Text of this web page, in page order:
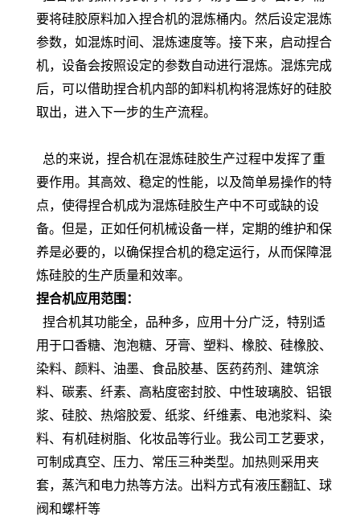
要将硅胶原料加入捏合机的混炼桶内。然后设定混炼
参数，如混炼时间、混炼速度等。接下来，启动捏合
机，设备会按照设定的参数自动进行混炼。混炼完成
后，可以借助捏合机内部的卸料机构将混炼好的硅胶
取出，进入下一步的生产流程。
总的来说，捏合机在混炼硅胶生产过程中发挥了重
要作用。其高效、稳定的性能，以及简单易操作的特
点，使得捏合机成为混炼硅胶生产中不可或缺的设
备。但是，正如任何机械设备一样，定期的维护和保
养是必要的，以确保捏合机的稳定运行，从而保障混
炼硅胶的生产质量和效率。
捏合机应用范围：
捏合机其功能全，品种多，应用十分广泛，特别适
用于口香糖、泡泡糖、牙膏、塑料、橡胶、硅橡胶、
染料、颜料、油墨、食品胶基、医药药剂、建筑涂
料、碳素、纤素、高粘度密封胶、中性玻璃胶、铝银
浆、硅胶、热熔胶爱、纸浆、纤维素、电池浆料、染
料、有机硅树脂、化妆品等行业。我公司工艺要求，
可制成真空、压力、常压三种类型。加热则采用夹
套，蒸汽和电力热等方法。出料方式有液压翻缸、球
阀和螺杆等